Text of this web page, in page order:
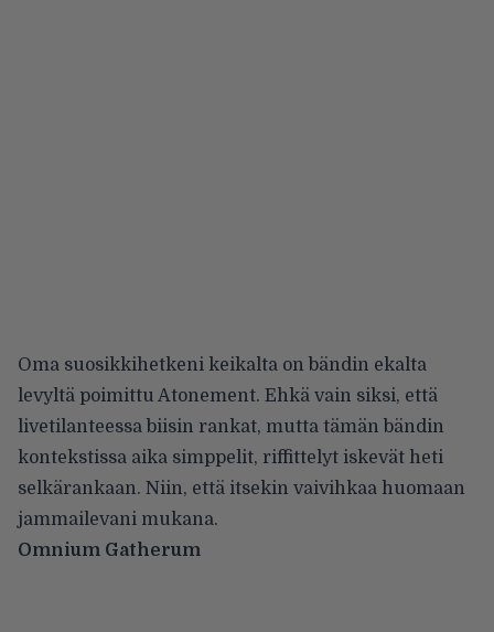
Oma suosikkihetkeni keikalta on bändin ekalta
levyltä poimittu Atonement. Ehkä vain siksi, että
livetilanteessa biisin rankat, mutta tämän bändin
kontekstissa aika simppelit, riffittelyt iskevät heti
selkärankaan. Niin, että itsekin vaivihkaa huomaan
jammailevani mukana.
Omnium Gatherum